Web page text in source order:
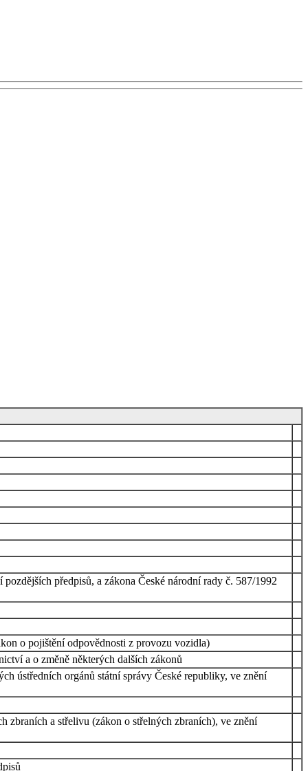
předpisů, a zákona České národní rady č. 587/1992
o pojištění odpovědnosti z provozu vozidla)
a o změně některých dalších zákonů
ústředních orgánů státní správy České republiky, ve znění
zbraních a střelivu (zákon o střelných zbraních), ve znění